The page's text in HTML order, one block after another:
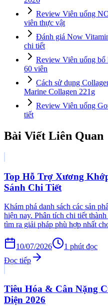
Review Viên uống
viên thực vật
Đánh giá Now
chi tiết
Review Viên uống bổ
60 viên
Cách sử dụng
Marine Collagen 221g
Review Viên uống
tiết
Bài Viết Liên Quan
Top Hỗ Trợ Xương
Sánh Chi Tiết
Khám phá danh sách các sản
hiện nay. Phân tích chi tiết
tìm ra giải pháp phù hợp nhất
10/07/2026 1 phút đọc
Đọc tiếp
Tiêu Hóa & Cân Nặng
Diện 2026